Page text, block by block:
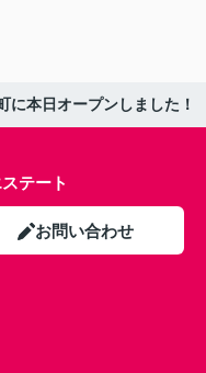
本日オープンしました！
テート
お問い合わせ